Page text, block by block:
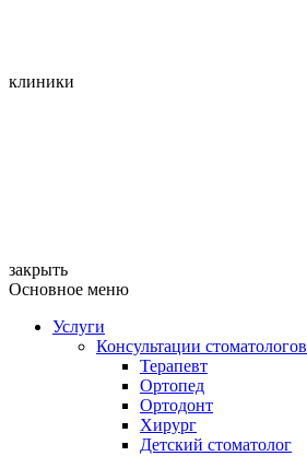
клиники
закрыть
Основное меню
Услуги
Консультации стоматологов
Терапевт
Ортопед
Ортодонт
Хирург
Детский стоматолог